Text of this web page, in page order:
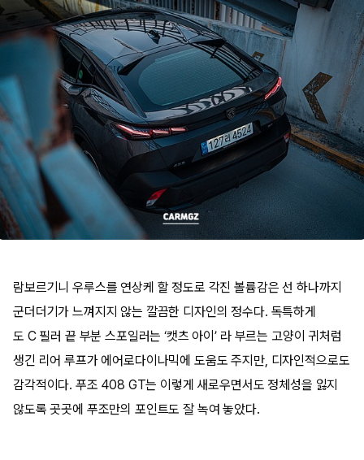
람보르기니 우루스를 연상케 할 정도로 각진 볼륨감은 선 하나까지
군더더기가 느껴지지 않는 깔끔한 디자인의 정수다. 독특하게
도 C 필러 끝 부분 스포일러는 ‘캣츠 아이’ 라 부르는 고양이 귀처럼
생긴 리어 루프가 에어로다이나믹에 도움도 주지만, 디자인적으로도
감각적이다. 푸조 408 GT는 이렇게 새로우면서도 정체성을 잃지
않도록 곳곳에 푸조만의 포인트도 잘 녹여 놓았다.